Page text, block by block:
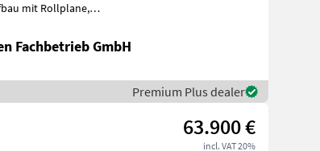
Fachbetrieb GmbH
Premium Plus dealer
63.900 €
incl. VAT 20%